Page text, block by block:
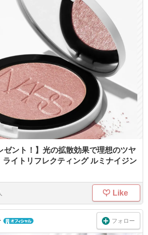
ゼント！】光の拡散効果で理想のツヤ
ライトリフレクティング ルミナイジン
Like
フォロー